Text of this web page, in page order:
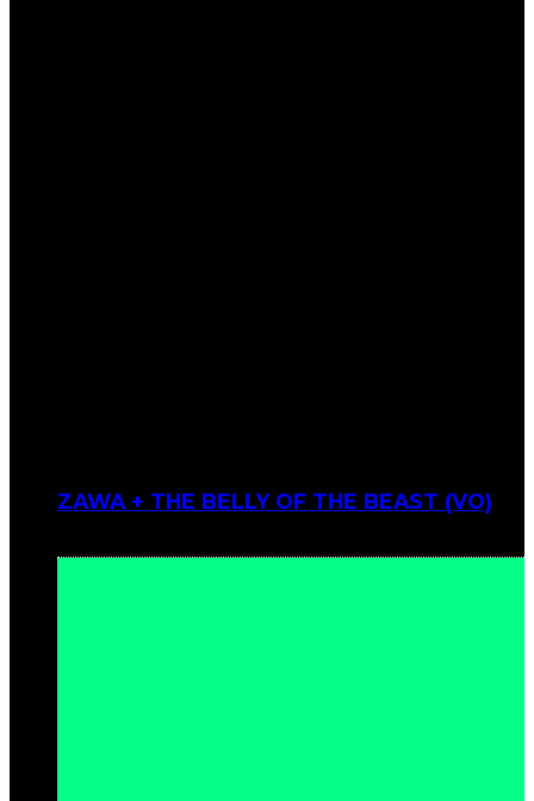
ZAWA + THE BELLY OF THE BEAST (VO)